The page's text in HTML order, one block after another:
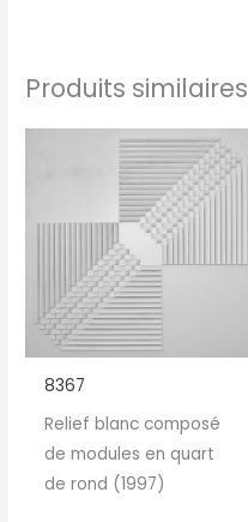
Produits similaires
8367
Relief blanc composé
de modules en quart
de rond (1997)